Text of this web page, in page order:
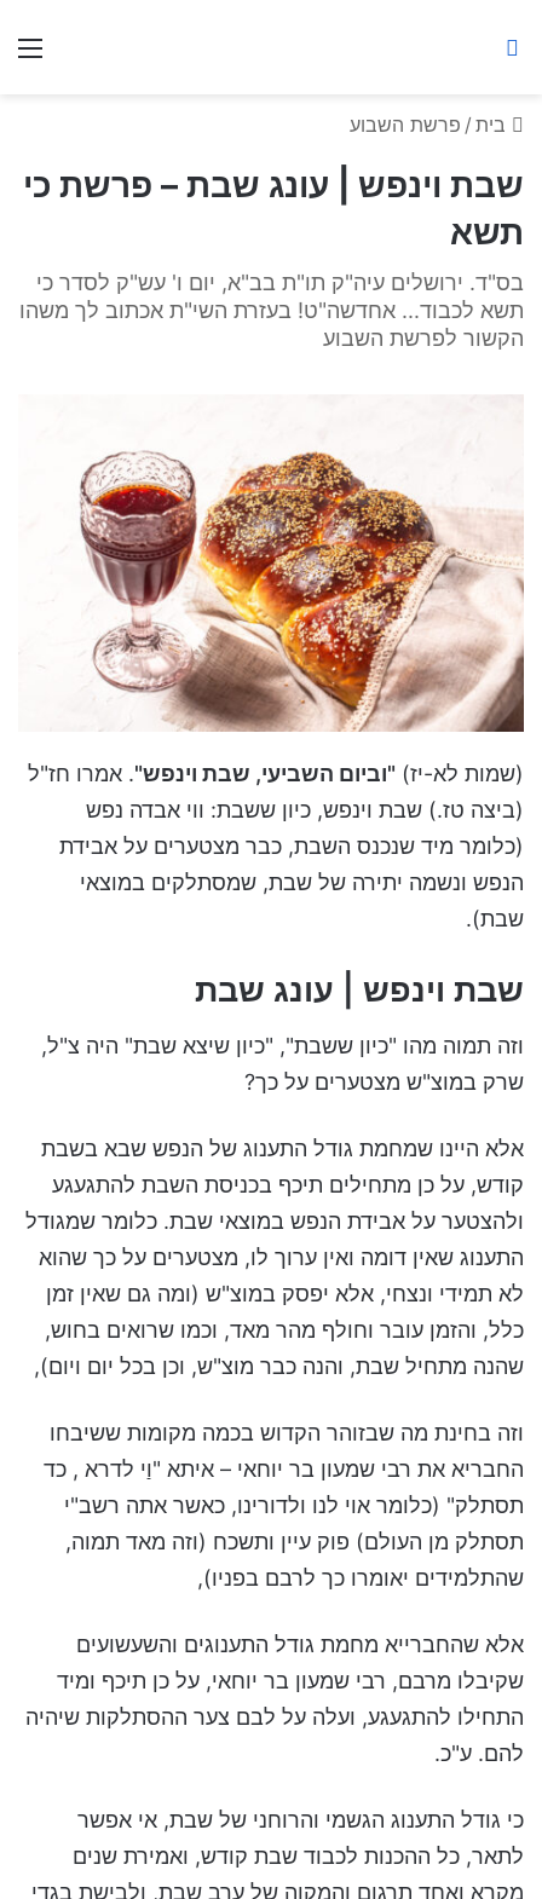
בית / פרשת השבוע
שבת וינפש | עונג שבת – פרשת כי
תשא
בס"ד. ירושלים עיה"ק תו"ת בב"א, יום ו' עש"ק לסדר כי
תשא לכבוד... אחדשה"ט! בעזרת השי"ת אכתוב לך משהו
הקשור לפרשת השבוע
(שמות לא-יז) "וביום השביעי, שבת וינפש". אמרו חז"ל
(ביצה טז.) שבת וינפש, כיון ששבת: ווי אבדה נפש
(כלומר מיד שנכנס השבת, כבר מצטערים על אבידת
הנפש ונשמה יתירה של שבת, שמסתלקים במוצאי
שבת).
שבת וינפש | עונג שבת
וזה תמוה מהו "כיון ששבת", "כיון שיצא שבת" היה צ"ל,
שרק במוצ"ש מצטערים על כך?
אלא היינו שמחמת גודל התענוג של הנפש שבא בשבת
קודש, על כן מתחילים תיכף בכניסת השבת להתגעגע
ולהצטער על אבידת הנפש במוצאי שבת. כלומר שמגודל
התענוג שאין דומה ואין ערוך לו, מצטערים על כך שהוא
לא תמידי ונצחי, אלא יפסק במוצ"ש (ומה גם שאין זמן
כלל, והזמן עובר וחולף מהר מאד, וכמו שרואים בחוש,
שהנה מתחיל שבת, והנה כבר מוצ"ש, וכן בכל יום ויום),
וזה בחינת מה שבזוהר הקדוש בכמה מקומות ששיבחו
החבריא את רבי שמעון בר יוחאי – איתא "וַי לדרא , כד
תסתלק" (כלומר אוי לנו ולדורינו, כאשר אתה רשב"י
תסתלק מן העולם) פוק עיין ותשכח (וזה מאד תמוה,
שהתלמידים יאומרו כך לרבם בפניו),
אלא שהחברייא מחמת גודל התענוגים והשעשועים
שקיבלו מרבם, רבי שמעון בר יוחאי, על כן תיכף ומיד
התחילו להתגעגע, ועלה על לבם צער ההסתלקות שיהיה
להם. ע"כ.
כי גודל התענוג הגשמי והרוחני של שבת, אי אפשר
לתאר, כל ההכנות לכבוד שבת קודש, ואמירת שנים
מקרא ואחד תרגום והמקוה של ערב שבת, ולבישת בגדי